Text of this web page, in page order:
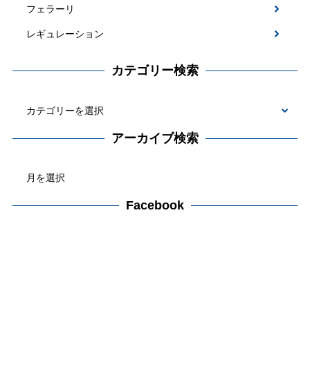
フェラーリ
レギュレーション
カテゴリー検索
検
アーカイブ検索
カ
Facebook